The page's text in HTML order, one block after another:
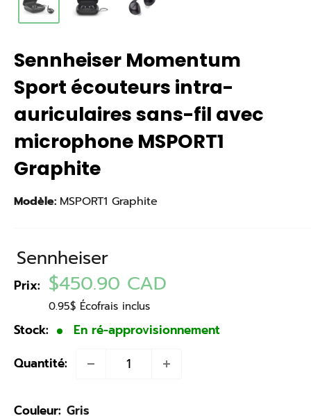
Sennheiser Momentum
Sport écouteurs intra-
auriculaires sans-fil avec
microphone MSPORT1
Graphite
Modèle: MSPORT1 Graphite
Sennheiser
Prix: Prix
réduit
$450.90 CAD
0.95$ Écofrais inclus
Stock:
En ré-approvisionnement
Quantité:
Couleur: Gris